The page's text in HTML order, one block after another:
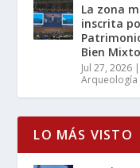
La zona
inscrita
Bien Mixto
Jul 27, 2026 |
Arqueología
LO MÁS VISTO